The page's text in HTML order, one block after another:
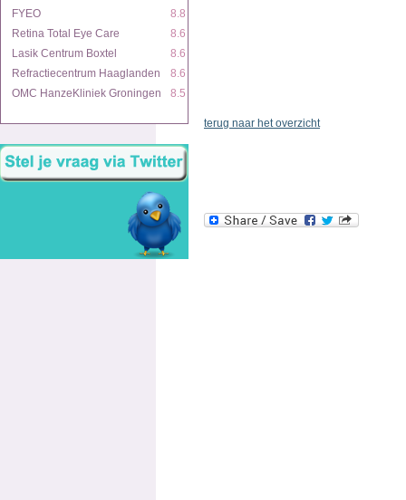
FYEO
8.8
Retina Total Eye Care
8.6
Lasik Centrum Boxtel
8.6
Refractiecentrum Haaglanden
8.6
OMC HanzeKliniek Groningen
8.5
terug naar het overzicht